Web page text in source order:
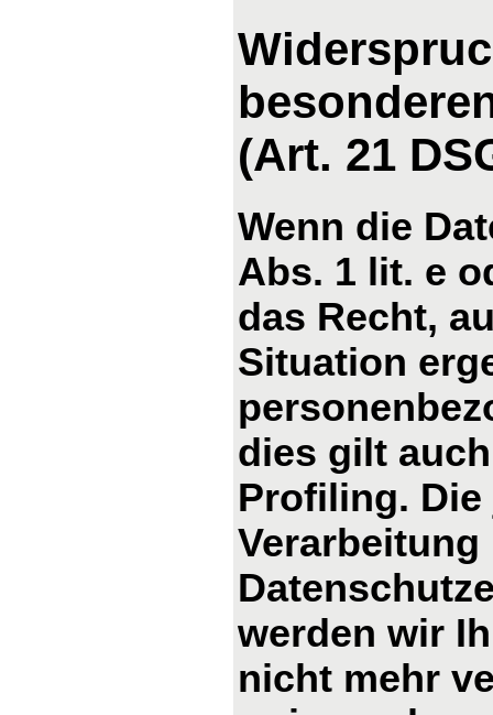
(Art. 21
Wenn die
Abs. 1 lit. e
das Recht,
Situation
dies gilt
Profiling.
werden wir
nicht mehr